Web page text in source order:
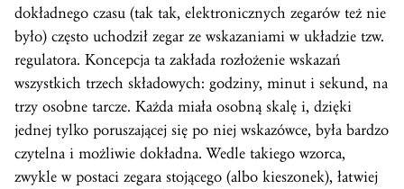
dokładnego czasu (tak tak, elektronicznych zegarów też nie
było) często uchodził zegar ze wskazaniami w układzie tzw.
regulatora. Koncepcja ta zakłada rozłożenie wskazań
wszystkich trzech składowych: godziny, minut i sekund, na
trzy osobne tarcze. Każda miała osobną skalę i, dzięki
jednej tylko poruszającej się po niej wskazówce, była bardzo
czytelna i możliwie dokładna. Wedle takiego wzorca,
zwykle w postaci zegara stojącego (albo kieszonek), łatwiej